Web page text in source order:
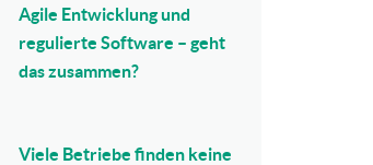
Agile Entwicklung und
regulierte Software – geht
das zusammen?
Viele Betriebe finden keine